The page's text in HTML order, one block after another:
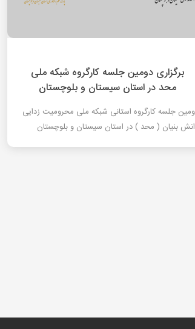
برگزاری دومین جلسه کارگروه شبکه ملی
محد در استان سیستان و بلوچستان
جلسه کارگروه استانی شبکه ملی محرومیت زدایی
بنیان ( محد ) در استان سیستان و بلوچستان